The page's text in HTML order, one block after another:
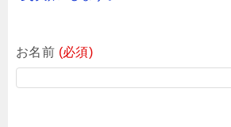
お名前 (必須)